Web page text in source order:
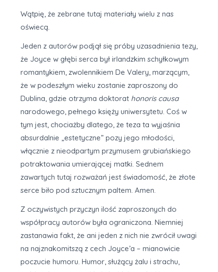
Wątpię, że zebrane tutaj materiały wielu z nas
oświecą.
Jeden z autorów podjął się próby uzasadnienia tezy,
że Joyce w głębi serca był irlandzkim schyłkowym
romantykiem, zwolennikiem De Valery, marzącym,
że w podeszłym wieku zostanie zaproszony do
Dublina, gdzie otrzyma doktorat honoris causa
narodowego, pełnego księży uniwersytetu. Coś w
tym jest, chociażby dlatego, że teza ta wyjaśnia
absurdalnie „estetyczne” pozy jego młodości,
włącznie z nieodpartym przymusem grubiańskiego
potraktowania umierającej matki. Sednem
zawartych tutaj rozważań jest świadomość, że złote
serce biło pod sztucznym paltem. Amen.
Z oczywistych przyczyn ilość zaproszonych do
współpracy autorów była ograniczona. Niemniej
zastanawia fakt, że ani jeden z nich nie zwrócił uwagi
na najznakomitszą z cech Joyce’a – mianowicie
poczucie humoru. Humor, służący żalu i strachu,